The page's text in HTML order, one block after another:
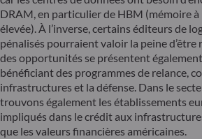
DRAM, en particulier de HBM (mémoire à
élevée). À l’inverse, certains éditeurs de
pénalisés pourraient valoir la peine d’être
des opportunités se présentent
bénéficiant des programmes de relance,
infrastructures et la défense. Dans le
trouvons également les établissements
impliqués dans le crédit aux
que les valeurs financières américaines.